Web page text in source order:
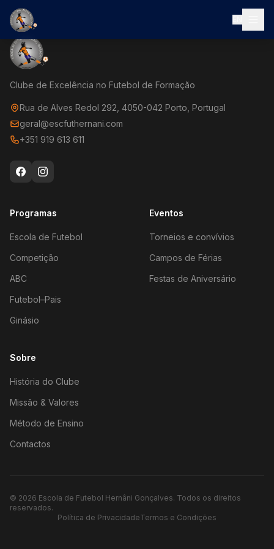
Clube de Excelência no Futebol de Formação
Rua de Alves Redol 292, 4050-042 Porto, Portugal
geral@escfuthernani.com
+351 919 613 611
Programas
Escola de Futebol
Competição
ABC
Futebol–Pais
Ginásio
Eventos
Torneios e convívios
Campos de Férias
Festas de Aniversário
Sobre
História do Clube
Missão & Valores
Método de Ensino
Contactos
© 2026 Escola de Futebol Hernâni Gonçalves. Todos os direitos
reservados.
Política de PrivacidadeTermos e Condições